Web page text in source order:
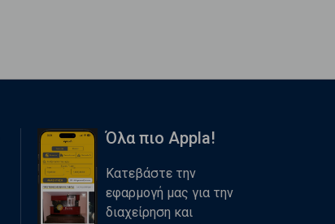
Όλα πιο Appla!
Κατεβάστε την
εφαρμογή μας για την
διαχείρηση και